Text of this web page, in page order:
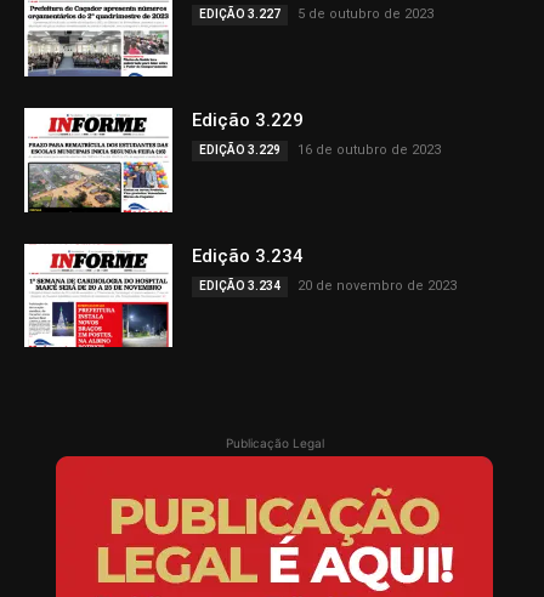
EDIÇÃO 3.227 5 de outubro de 2023
Edição 3.229
EDIÇÃO 3.229 16 de outubro de 2023
Edição 3.234
EDIÇÃO 3.234 20 de novembro de 2023
Publicação Legal